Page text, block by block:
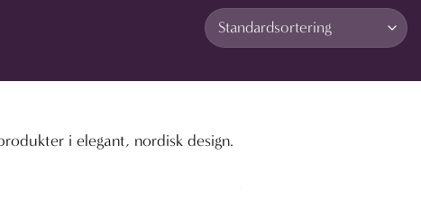
i elegant, nordisk design.